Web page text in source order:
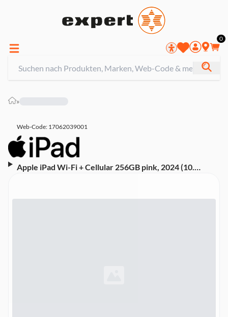
0
»
Web-Code: 17062039001
Apple iPad Wi-Fi + Cellular 256GB pink, 2024 (10.